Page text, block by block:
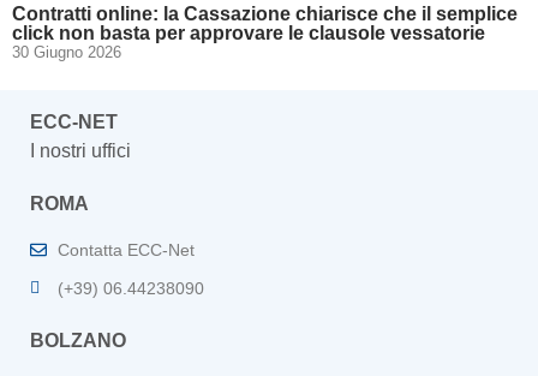
Contratti online: la Cassazione chiarisce che il semplice
click non basta per approvare le clausole vessatorie
30 Giugno 2026
ECC-NET
I nostri uffici
ROMA
Contatta ECC-Net
(+39) 06.44238090
BOLZANO